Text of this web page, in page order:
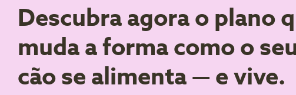
Descubra agora o plano
muda a forma como o
cão se alimenta — e vive.